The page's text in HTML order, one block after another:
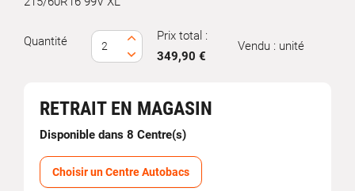
Quantité
Prix total :
349,90 €
Vendu : unité
RETRAIT EN MAGASIN
Disponible dans 8 Centre(s)
Choisir un Centre Autobacs